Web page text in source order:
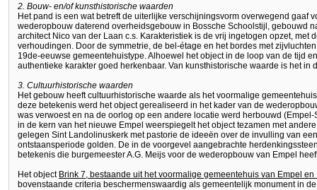
2. Bouw- en/of kunsthistorische waarden
Het pand is een wat betreft de uiterlijke verschijningsvorm overwegend gaaf
wederopbouw daterend overheidsgebouw in Bossche Schoolstijl, gebouwd
architect Nico van der Laan c.s. Karakteristiek is de vrij ingetogen opzet, met
verhoudingen. Door de symmetrie, de bel-étage en het bordes met
19de-eeuwse gemeentehuistype. Alhoewel het object in de loop van de tijd
authentieke karakter goed herkenbaar. Van kunsthistorische waarde is het in
3. Cultuurhistorische waarden
Het gebouw heeft cultuurhistorische waarde als het voormalige
deze betekenis werd het object gerealiseerd in het kader van de
was verwoest en na de oorlog op een andere locatie werd herbouwd
in de kern van het nieuwe Empel weerspiegelt het object tezamen met
gelegen Sint Landolinuskerk met pastorie de ideeën over de invulling van
ontstaansperiode golden. De in de voorgevel aangebrachte
betekenis die burgemeester A.G. Meijs voor de wederopbouw van Empel
Het object Brink 7, bestaande uit het voormalige gemeentehuis van Empel
bovenstaande criteria beschermenswaardig als gemeentelijk monument in